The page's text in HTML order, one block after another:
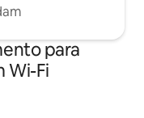
para
Wi-Fi